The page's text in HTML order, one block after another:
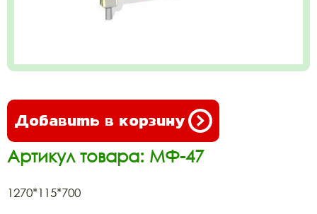
Добавить в корзину
Артикул товара: МФ-47
1270*115*700